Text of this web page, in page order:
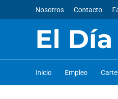
Nosotros Contacto
El Día
Inicio Empleo